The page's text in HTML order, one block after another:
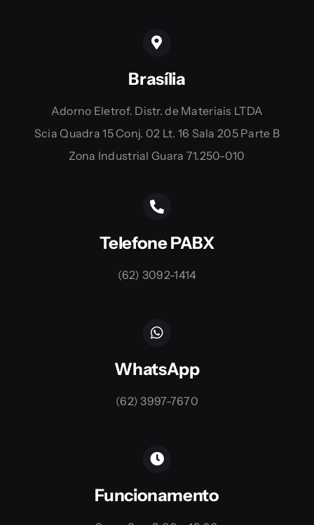
Brasília
Adorno Eletrof. Distr. de Materiais LTDA
Scia Quadra 15 Conj. 02 Lt. 16 Sala 205 Parte B
Zona Industrial Guara 71.250-010
Telefone PABX
(62) 3092-1414
WhatsApp
(62) 3997-7670
Funcionamento